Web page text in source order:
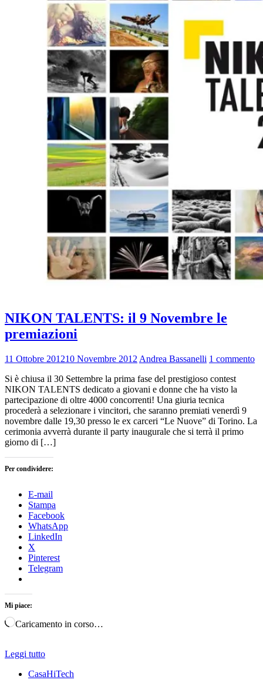
NIKON TALENTS: il 9 Novembre le
premiazioni
11 Ottobre 201210 Novembre 2012 Andrea Bassanelli 1 commento
Si è chiusa il 30 Settembre la prima fase del prestigioso contest
NIKON TALENTS dedicato a giovani e donne che ha visto la
partecipazione di oltre 4000 concorrenti! Una giuria tecnica
procederà a selezionare i vincitori, che saranno premiati venerdì 9
novembre dalle 19,30 presso le ex carceri “Le Nuove” di Torino. La
cerimonia avverrà durante il party inaugurale che si terrà il primo
giorno di […]
Per condividere:
E-mail
Stampa
Facebook
WhatsApp
LinkedIn
X
Pinterest
Telegram
Mi piace:
Caricamento in corso…
Leggi tutto
CasaHiTech